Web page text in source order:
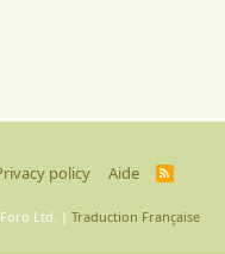
policy Aide
R
Ltd. | Traduction Française